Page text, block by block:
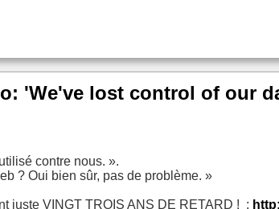
'We've lost control of our
contre nous. ».
? Oui bien sûr, pas de problème. »
juste VINGT TROIS ANS DE RETARD ! :